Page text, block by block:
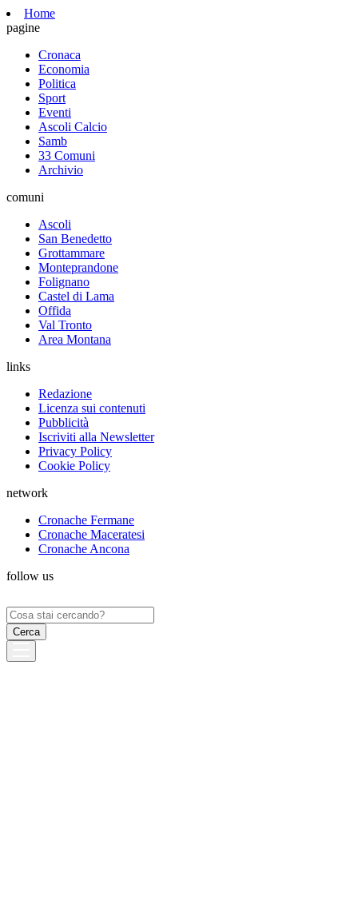
Home
pagine
Cronaca
Economia
Politica
Sport
Eventi
Ascoli Calcio
Samb
33 Comuni
Archivio
comuni
Ascoli
San Benedetto
Grottammare
Monteprandone
Folignano
Castel di Lama
Offida
Val Tronto
Area Montana
links
Redazione
Licenza sui contenuti
Pubblicità
Iscriviti alla Newsletter
Privacy Policy
Cookie Policy
network
Cronache Fermane
Cronache Maceratesi
Cronache Ancona
follow us
Ricerca
per: